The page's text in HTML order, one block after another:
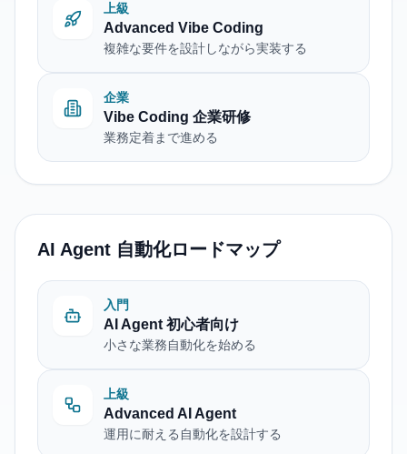
上級
Advanced Vibe Coding
複雑な要件を設計しながら実装する
企業
Vibe Coding 企業研修
業務定着まで進める
AI Agent 自動化ロードマップ
入門
AI Agent 初心者向け
小さな業務自動化を始める
上級
Advanced AI Agent
運用に耐える自動化を設計する